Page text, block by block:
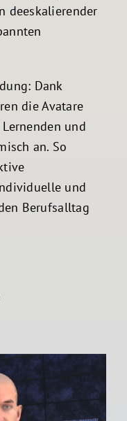
deeskalierender
Dank
die Avatare
und
an. So
und
Berufsalltag